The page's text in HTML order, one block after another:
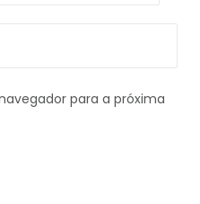
para a próxima